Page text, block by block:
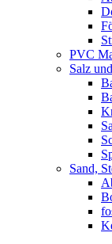
PVC
Salz
Sand,